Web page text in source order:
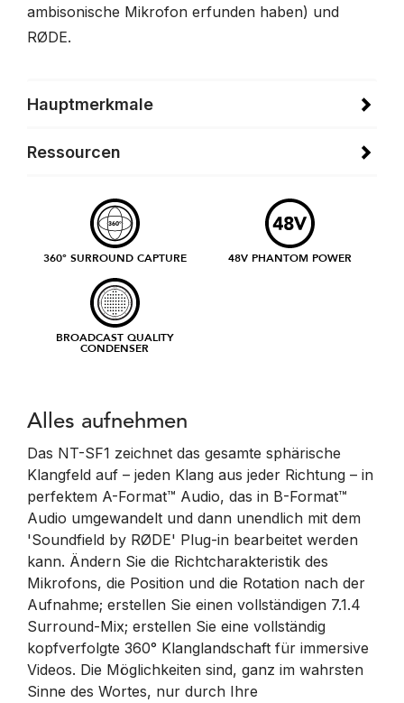
ambisonische Mikrofon erfunden haben) und
RØDE.
Hauptmerkmale
Ressourcen
360° SURROUND CAPTURE 48V PHANTOM POWER
BROADCAST QUALITY
CONDENSER
Alles aufnehmen
Das NT-SF1 zeichnet das gesamte sphärische
Klangfeld auf – jeden Klang aus jeder Richtung – in
perfektem A-Format™ Audio, das in B-Format™
Audio umgewandelt und dann unendlich mit dem
'Soundfield by RØDE' Plug-in bearbeitet werden
kann. Ändern Sie die Richtcharakteristik des
Mikrofons, die Position und die Rotation nach der
Aufnahme; erstellen Sie einen vollständigen 7.1.4
Surround-Mix; erstellen Sie eine vollständig
kopfverfolgte 360° Klanglandschaft für immersive
Videos. Die Möglichkeiten sind, ganz im wahrsten
Sinne des Wortes, nur durch Ihre